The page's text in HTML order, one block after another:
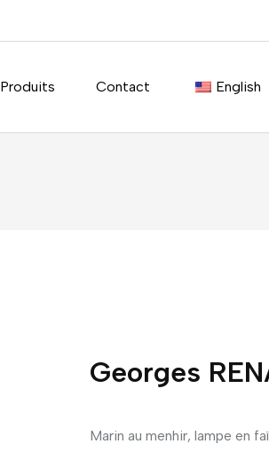
Produits Contact English
Georges
Marin au menhir, lampe en